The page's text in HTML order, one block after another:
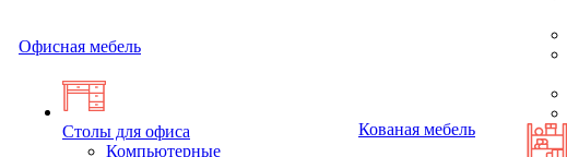
Офисная мебель
Столы для офиса
Компьютерные
Кованая мебель